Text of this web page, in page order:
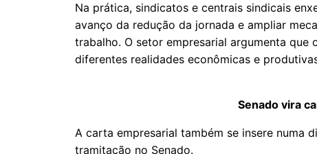
Na prática, sindicatos e centrais sindicais
avanço da redução da jornada e ampliar
trabalho. O setor empresarial argumenta
diferentes realidades econômicas e
Senado vira
A carta empresarial também se insere numa
tramitação no Senado.